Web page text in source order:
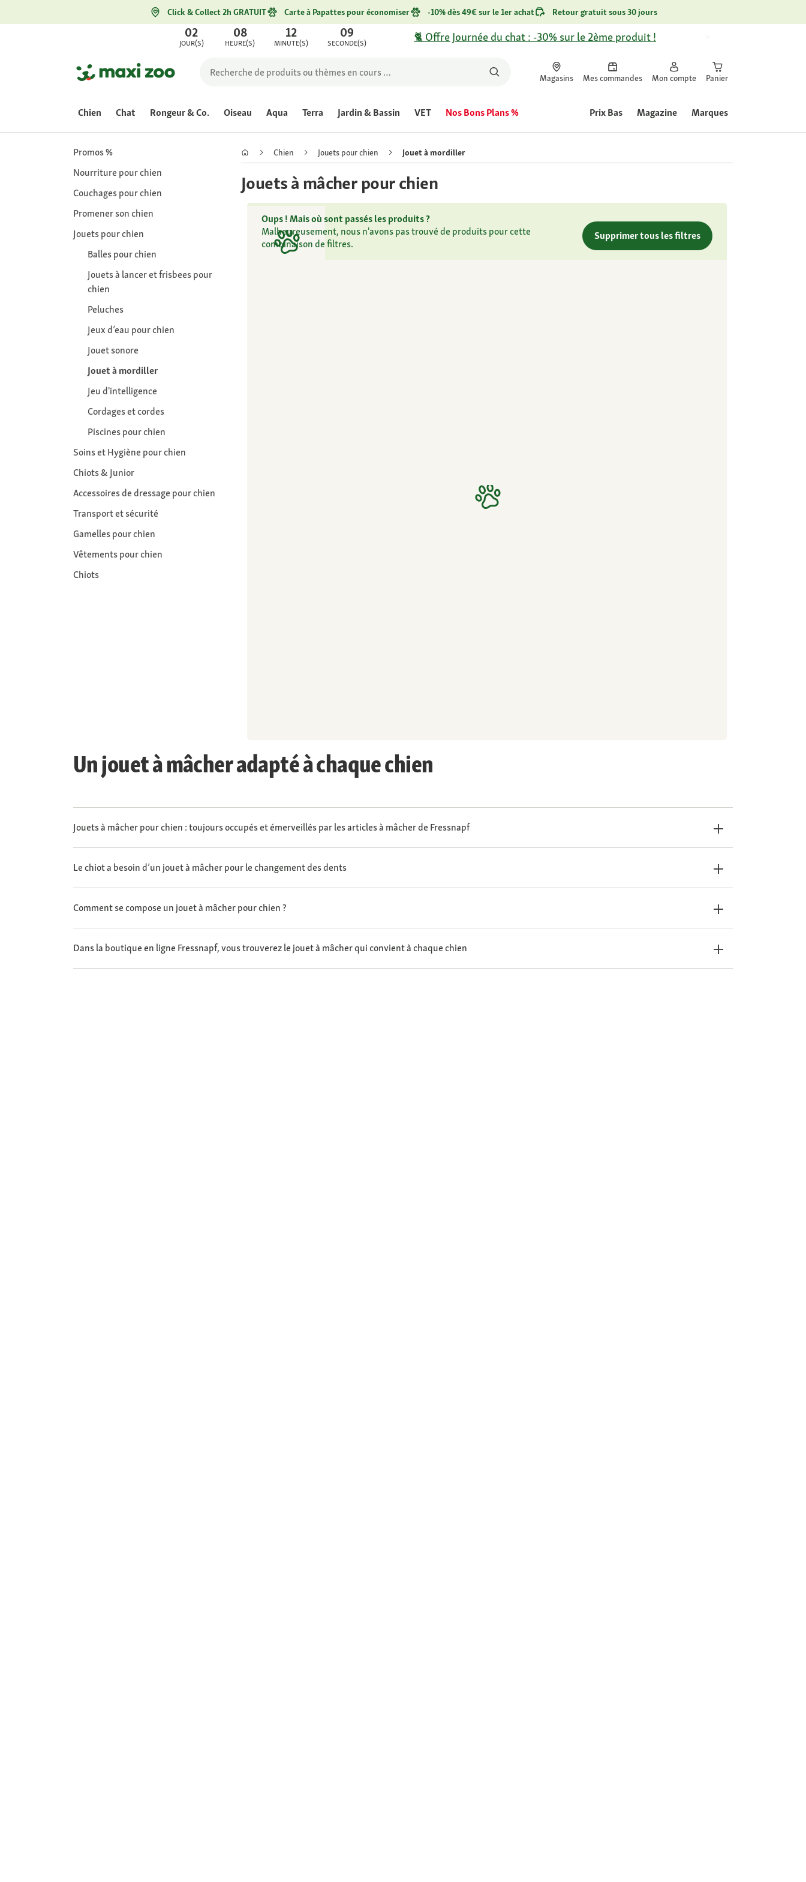
Click & Collect 2h GRATUIT Carte à Papattes pour économiser -10% dès 49€ sur le 1er achat Retour gratuit sous 30 jours
02
JOUR(S)
08
HEURE(S)
12
MINUTE(S)
09
SECONDE(S) 🐈 Offre Journée du chat : -30% sur le 2ème produit !
Magasins Mes commandes Mon compte Panier
Chien Chat Rongeur & Co. Oiseau Aqua Terra Jardin & Bassin VET Nos Bons Plans % Prix Bas Magazine Marques
Promos %
Nourriture pour chien
Couchages pour chien
Promener son chien
Jouets pour chien
Balles pour chien
Jouets à lancer et frisbees pour
chien
Peluches
Jeux d’eau pour chien
Jouet sonore
Jouet à mordiller
Jeu d'intelligence
Cordages et cordes
Piscines pour chien
Soins et Hygiène pour chien
Chiots & Junior
Accessoires de dressage pour chien
Transport et sécurité
Gamelles pour chien
Vêtements pour chien
Chiots
Chien Jouets pour chien Jouet à mordiller
Jouets à mâcher pour chien
Oups ! Mais où sont passés les produits ?
Malheureusement, nous n'avons pas trouvé de produits pour cette
combinaison de filtres.
Supprimer tous les filtres
Un jouet à mâcher adapté à chaque chien
Jouets à mâcher pour chien : toujours occupés et émerveillés par les articles à mâcher de Fressnapf
Le chiot a besoin d’un jouet à mâcher pour le changement des dents
Comment se compose un jouet à mâcher pour chien ?
Dans la boutique en ligne Fressnapf, vous trouverez le jouet à mâcher qui convient à chaque chien